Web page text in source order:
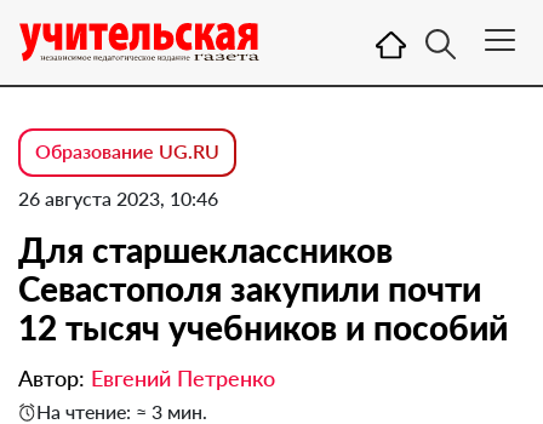
Образование UG.RU
26 августа 2023, 10:46
Для старшеклассников
Севастополя закупили почти
12 тысяч учебников и пособий
Автор: Евгений Петренко
На чтение: ≈ 3 мин.